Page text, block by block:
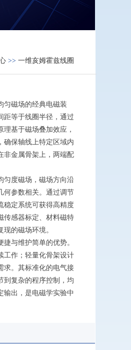
匀磁场的经典电磁装
距等于线圈半径，通过
基于磁场叠加效应，
确保轴线上特定区域内
非金属骨架上，两端配
匀度磁场，磁场方向沿
何参数相关。通过调节
稳定系统可获得高精度
传感器标定、材料磁特
的磁场环境。
与维护简单的优势。
工作；轻量化骨架设计
求。其标准化的电气接
到复杂的程序控制，均
输出，是电磁学实验中
>> 一维亥姆霍兹线圈